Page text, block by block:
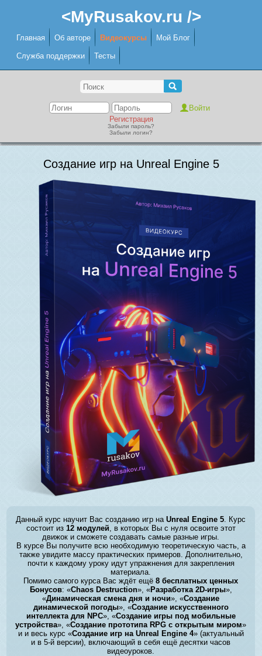
<MyRusakov.ru />
Главная Об авторе Видеокурсы Мой Блог
Служба поддержки Тесты
Регистрация
Забыли пароль?
Забыли логин?
Создание игр на Unreal Engine 5
Данный курс научит Вас созданию игр наUnreal Engine 5 . Курс
состоит из 12 модулей, в которых Вы с нуля освоите этот
движок и сможете создавать самые разные игры.
В курсе Вы получите всю необходимую теоретическую часть, а
также увидите массу практических примеров. Дополнительно,
почти к каждому уроку идут упражнения для закрепления
материала.
Помимо самого курса Вас ждёт ещё8 бесплатных ценных
Бонусов: «Chaos Destruction», «Разработка 2D-игры»,
«Динамическая смена дня и ночи», «Создание
динамической погоды», «Создание искусственного
интеллекта для NPC», «Создание игры под мобильные
устройства», «Создание прототипа RPG с открытым миром»
и и весь курс «Создание игр на Unreal Engine 4» (актуальный
и в 5-й версии), включающий в себя ещё десятки часов
видеоуроков.